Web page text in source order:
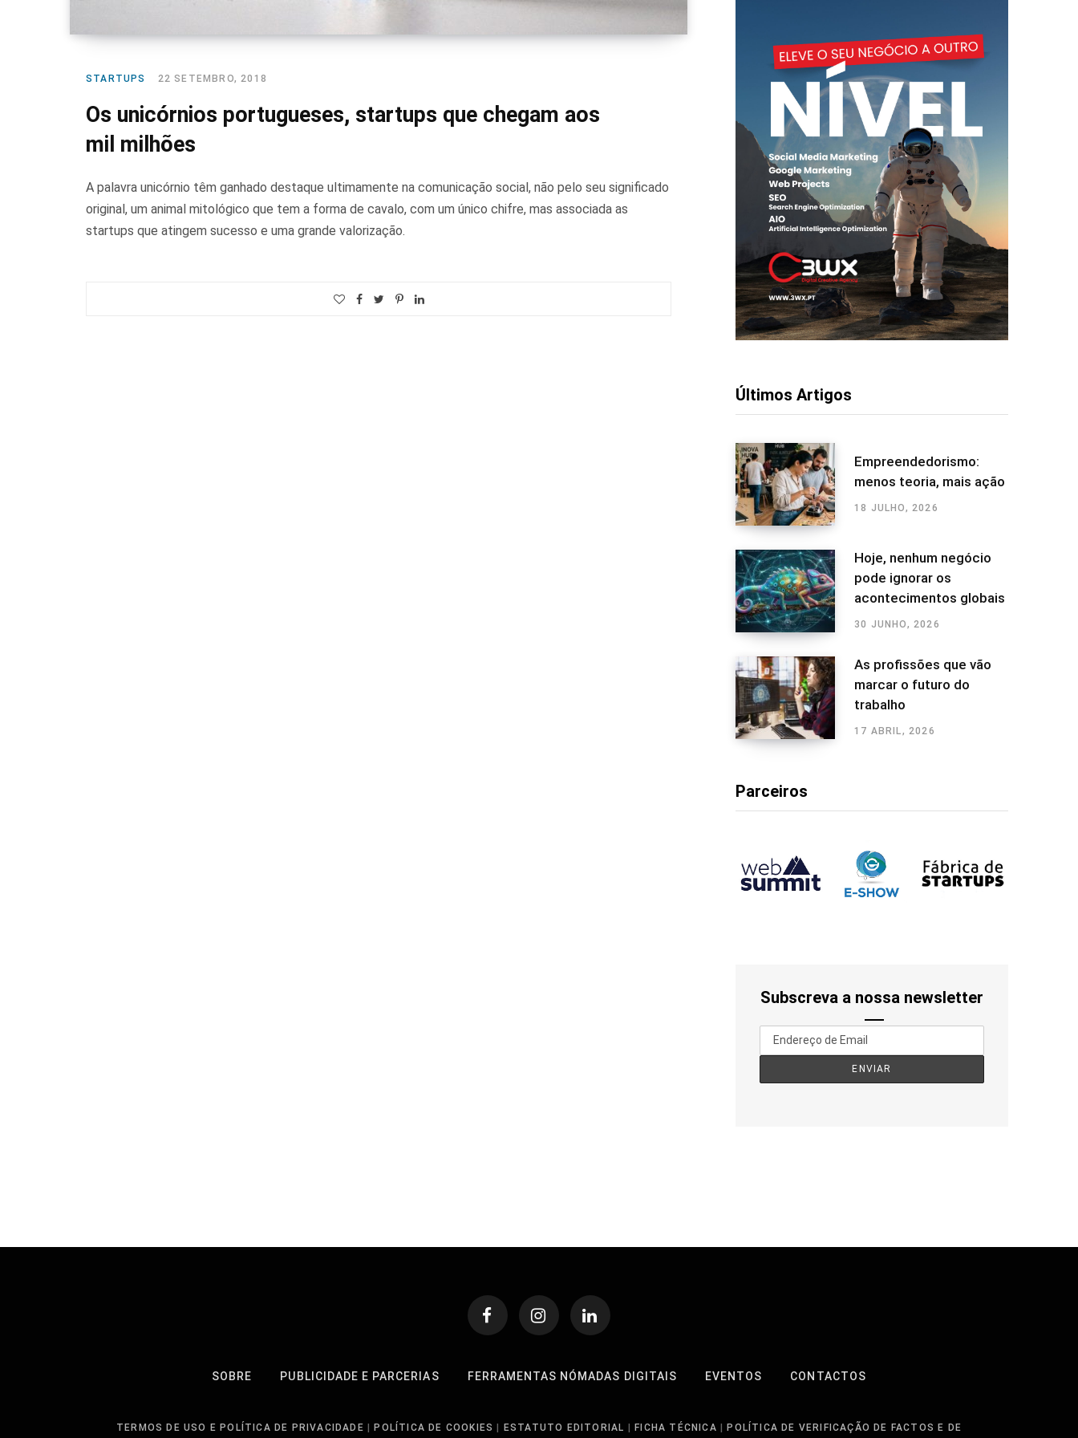
STARTUPS 22 SETEMBRO, 2018
Os unicórnios portugueses, startups que chegam aos
mil milhões
A palavra unicórnio têm ganhado destaque ultimamente na comunicação social, não pelo seu significado
original, um animal mitológico que tem a forma de cavalo, com um único chifre, mas associada as
startups que atingem sucesso e uma grande valorização.
Últimos Artigos
Empreendedorismo:
menos teoria, mais ação
18 JULHO, 2026
Hoje, nenhum negócio
pode ignorar os
acontecimentos globais
30 JUNHO, 2026
As profissões que vão
marcar o futuro do
trabalho
17 ABRIL, 2026
Parceiros
Subscreva a nossa newsletter
SOBRE PUBLICIDADE E PARCERIAS FERRAMENTAS NÓMADAS DIGITAIS EVENTOS CONTACTOS
TERMOS DE USO E POLÍTICA DE PRIVACIDADE POLÍTICA DE COOKIES ESTATUTO EDITORIAL FICHA TÉCNICA POLÍTICA DE VERIFICAÇÃO DE FACTOS E DE